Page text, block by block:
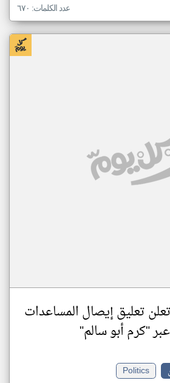
عدد الكلمات: ٦٧٠
تعلن تعليق إيصال المساعدات
"كرم أبو سالم"
Politics